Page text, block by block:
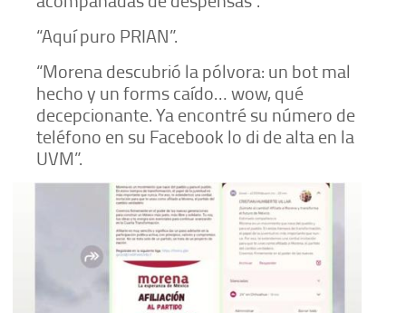
“Aquí puro PRIAN”.
“Morena descubrió la pólvora: un bot mal
hecho y un forms caído… wow, qué
decepcionante. Ya encontré su número de
teléfono en su Facebook lo di de alta en la
UVM”.